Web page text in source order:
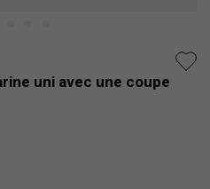
uni avec une coupe